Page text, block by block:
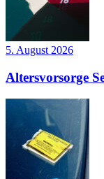
5. August 2026
Altersvorsorge